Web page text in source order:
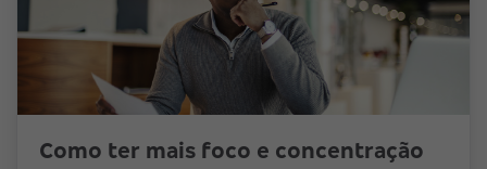
Como ter mais foco e concentração